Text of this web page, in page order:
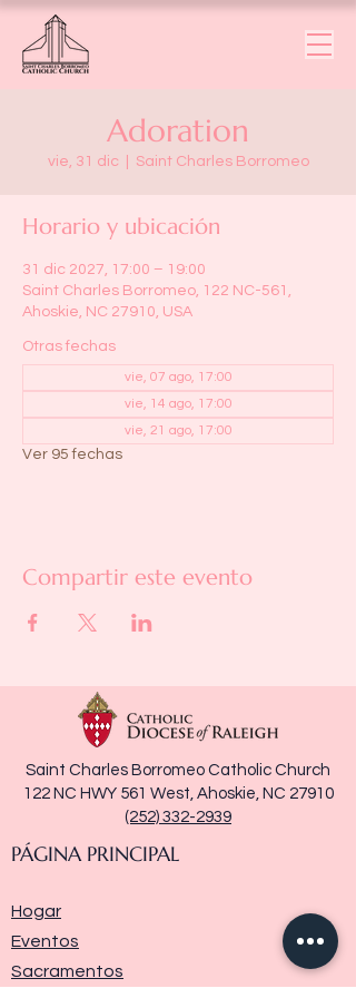
Adoration
vie, 31 dic Saint Charles Borromeo
Horario y ubicación
31 dic 2027, 17:00 – 19:00
Saint Charles Borromeo, 122 NC-561,
Ahoskie, NC 27910, USA
Otras fechas
vie, 07 ago, 17:00
vie, 14 ago, 17:00
vie, 21 ago, 17:00
Ver 95 fechas
Compartir este evento
Saint Charles Borromeo Catholic Church
122 NC HWY 561 West, Ahoskie, NC 27910
(252) 332-2939
PÁGINA PRINCIPAL
Hogar
Eventos
Sacramentos